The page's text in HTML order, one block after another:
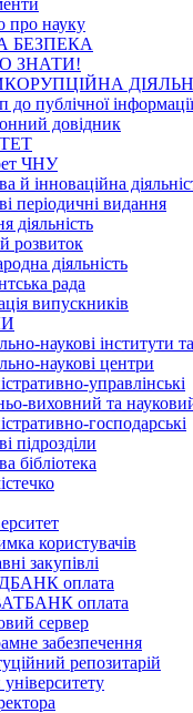
про науку
БЕЗПЕКА
ЗНАТИ!
до публічної інформації
довідник
ЧНУ
й інноваційна
періодичні видання
діяльність
розвиток
діяльність
рада
випускників
наукові інститути
наукові центри
управлінські
виховний та
господарські
підрозділи
бібліотека
користувачів
закупівлі
оплата
оплата
сервер
забезпечення
репозитарій